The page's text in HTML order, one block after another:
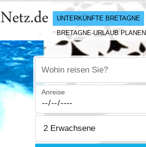
UNTERKÜNFTE BRETAGNE
BRETAGNE-URLAUB PLANEN
Wohin reisen Sie?
Anreise